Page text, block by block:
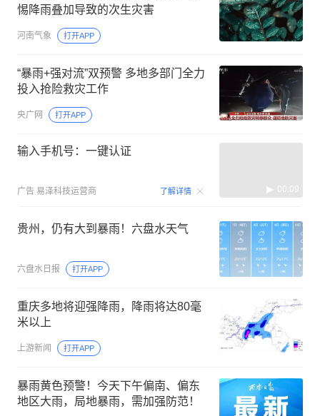
惕降雨叠加导致的次生灾害
河南气象 打开APP
“暴雨+强对流”双预警 多地多部门全力
投入抢险救灾工作
央广网 打开APP
输入手机号：一键认证
广告 易泽科技运营商 了解详情 00:09
贵州，仍有大到暴雨！六盘水天气
六盘水日报 打开APP
重庆多地将迎强降雨，降雨将达80毫
米以上
上游新闻 打开APP
暴雨黄色预警！今天下午偏南、偏东
地区大雨，局地暴雨，需加强防范！